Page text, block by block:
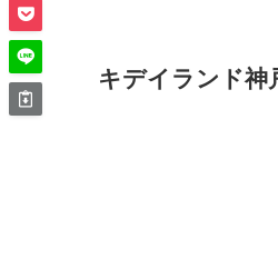
キデイランド神